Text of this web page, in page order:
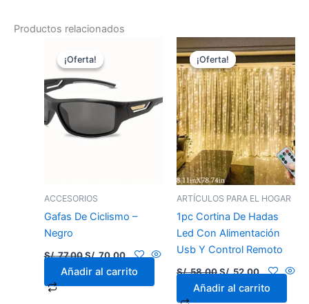
Productos relacionados
¡Oferta!
¡Oferta!
ACCESORIOS
Gafas De Ciclismo –
Negro
S/.77.00
precio
original
era:
S/. 77.00.
S/.70.00
Añadir al carrito
¡Oferta!
¡Oferta!
ARTÍCULOS PARA EL HOGAR
1pc Cortina De Hadas
Led Con Alimentación
Usb Y Control Remoto
S/.58.00
El
precio
original
era:
S/. 58.00.
S/.52.00
precio
actual
es:
S/. 52.00.
Añadir al carrito